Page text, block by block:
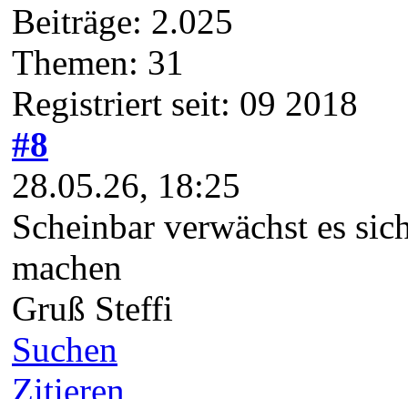
Beiträge: 2.025
Themen: 31
Registriert seit: 09 2018
#8
28.05.26, 18:25
Scheinbar verwächst es
machen
Gruß Steffi
Suchen
Zitieren